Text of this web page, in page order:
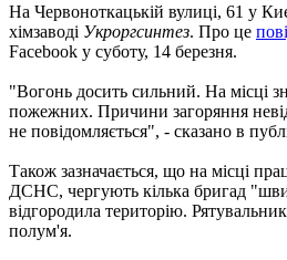
На Червоноткацькій вулиці, 61 у
хімзаводі Укроргсинтез. Про це
Facebook у суботу, 14 березня.
"Вогонь досить сильний. На місці
пожежних. Причини загоряння
не повідомляється", - сказано в
Також зазначається, що на місці
ДСНС, чергують кілька бригад
відгородила територію.
полум'я.